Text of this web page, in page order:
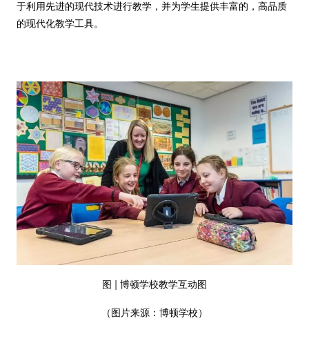
于利用先进的现代技术进行教学，并为学生提供丰富的，高品质
的现代化教学工具。
图 | 博顿学校教学互动图
（图片来源：博顿学校）